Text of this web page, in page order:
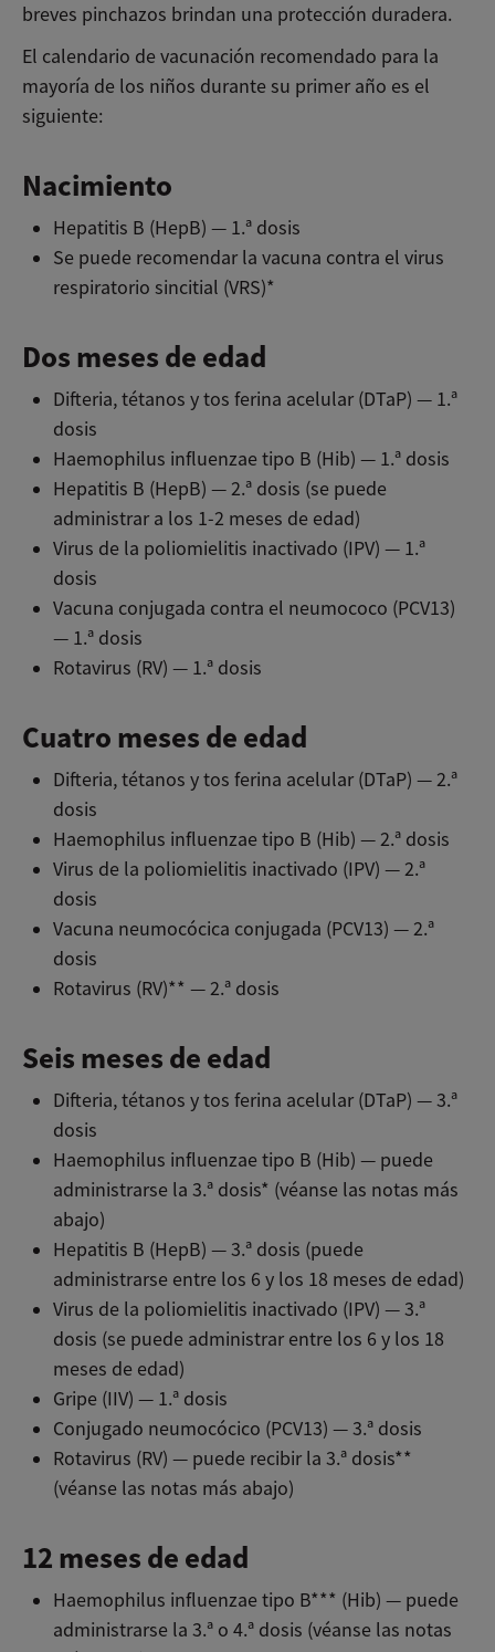
breves pinchazos brindan una protección duradera.
El calendario de vacunación recomendado para la
mayoría de los niños durante su primer año es el
siguiente:
Nacimiento
Hepatitis B (HepB) — 1.ª dosis
Se puede recomendar la vacuna contra el virus
respiratorio sincitial (VRS)*
Dos meses de edad
Difteria, tétanos y tos ferina acelular (DTaP) — 1.ª
dosis
Haemophilus influenzae tipo B (Hib) — 1.ª dosis
Hepatitis B (HepB) — 2.ª dosis (se puede
administrar a los 1-2 meses de edad)
Virus de la poliomielitis inactivado (IPV) — 1.ª
dosis
Vacuna conjugada contra el neumococo (PCV13)
— 1.ª dosis
Rotavirus (RV) — 1.ª dosis
Cuatro meses de edad
Difteria, tétanos y tos ferina acelular (DTaP) — 2.ª
dosis
Haemophilus influenzae tipo B (Hib) — 2.ª dosis
Virus de la poliomielitis inactivado (IPV) — 2.ª
dosis
Vacuna neumocócica conjugada (PCV13) — 2.ª
dosis
Rotavirus (RV)** — 2.ª dosis
Seis meses de edad
Difteria, tétanos y tos ferina acelular (DTaP) — 3.ª
dosis
Haemophilus influenzae tipo B (Hib) — puede
administrarse la 3.ª dosis* (véanse las notas más
abajo)
Hepatitis B (HepB) — 3.ª dosis (puede
administrarse entre los 6 y los 18 meses de edad)
Virus de la poliomielitis inactivado (IPV) — 3.ª
dosis (se puede administrar entre los 6 y los 18
meses de edad)
Gripe (IIV) — 1.ª dosis
Conjugado neumocócico (PCV13) — 3.ª dosis
Rotavirus (RV) — puede recibir la 3.ª dosis**
(véanse las notas más abajo)
12 meses de edad
Haemophilus influenzae tipo B*** (Hib) — puede
administrarse la 3.ª o 4.ª dosis (véanse las notas